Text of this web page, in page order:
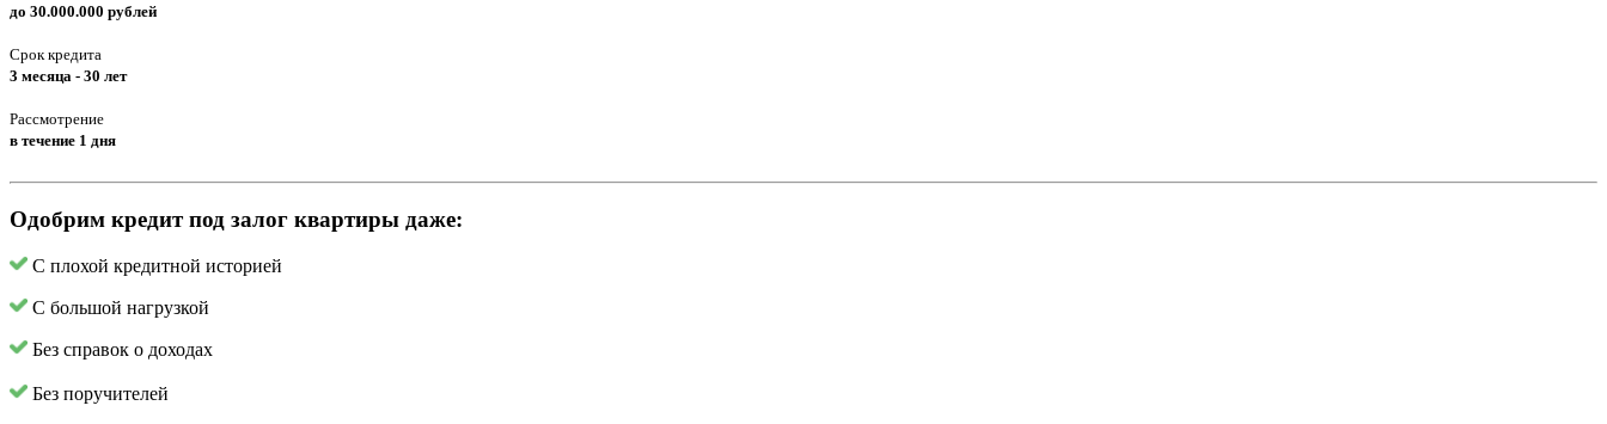
до 30.000.000 рублей
Срок кредита
3 месяца - 30 лет
Рассмотрение
в течение 1 дня
Одобрим кредит под залог квартиры даже:
С плохой кредитной историей
С большой нагрузкой
Без справок о доходах
Без поручителей